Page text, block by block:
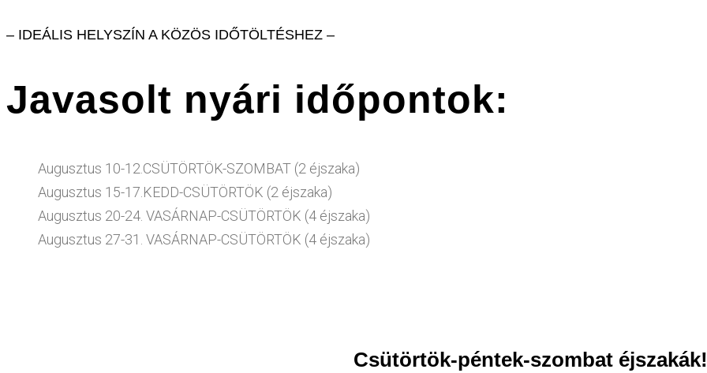
– IDEÁLIS HELYSZÍN A KÖZÖS IDŐTÖLTÉSHEZ –
Javasolt nyári időpontok:
Augusztus 10-12.CSÜTÖRTÖK-SZOMBAT (2 éjszaka)
Augusztus 15-17.KEDD-CSÜTÖRTÖK (2 éjszaka)
Augusztus 20-24. VASÁRNAP-CSÜTÖRTÖK (4 éjszaka)
Augusztus 27-31. VASÁRNAP-CSÜTÖRTÖK (4 éjszaka)
Csütörtök-péntek-szombat éjszakák!